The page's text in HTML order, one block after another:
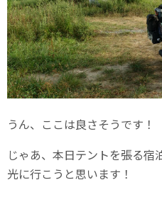
うん、ここは良さそうです！
じゃあ、本日テントを張る宿
光に行こうと思います！